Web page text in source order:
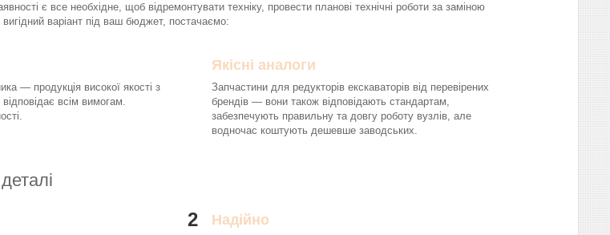
є все необхідне, щоб відремонтувати техніку, провести планові технічні роботи за заміною
варіант під ваш бюджет, постачаємо:
— продукція високої якості з
всім вимогам.
Якісні аналоги
Запчастини для редукторів екскаваторів від перевірених
брендів — вони також відповідають стандартам,
забезпечують правильну та довгу роботу вузлів, але
водночас коштують дешевше заводських.
2 Надійно